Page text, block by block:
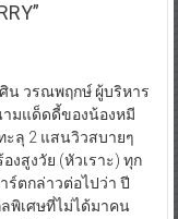
ศิน วรณพฤกษ์ ผู้บริหาร
มแด็ดดี้ของน้องหมี
ะลุ 2 แสนวิวสบายๆ
งสูงวัย (หัวเราะ) ทุก
ร์ตกล่าวต่อไปว่า ปี
พิเศษที่ไม่ได้มาคน